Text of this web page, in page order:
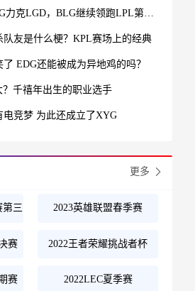
AL横扫TES、BLG力克LGD，BLG继续领跑LPL第三赛段登峰组积分榜
队友是什么梗？KPL赛场上的经典
EDG还能被成为异地鸡的吗？
千禧年出生的职业选手
电竞梦 为此还成立了XYG
更多
第三 2023英雄联盟春季赛
赛 2022王者荣耀挑战者杯
赛 2022LEC夏季赛